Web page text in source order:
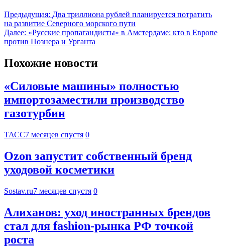
Предыдущая: Два триллиона рублей планируется потратить
на развитие Северного морского пути
Далее: «Русские пропагандисты» в Амстердаме: кто в Европе
против Познера и Урганта
Похожие новости
«Силовые машины» полностью
импортозаместили производство
газотурбин
ТАСС7 месяцев спустя 0
Ozon запустит собственный бренд
уходовой косметики
Sostav.ru7 месяцев спустя 0
Алиханов: уход иностранных брендов
стал для fashion-рынка РФ точкой
роста